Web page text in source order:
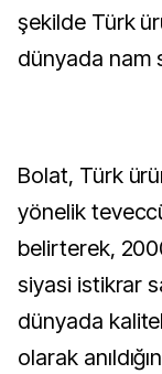
şekilde Türk
dünyada nam
Bolat, Türk
yönelik
belirterek,
siyasi istikrar
dünyada
olarak